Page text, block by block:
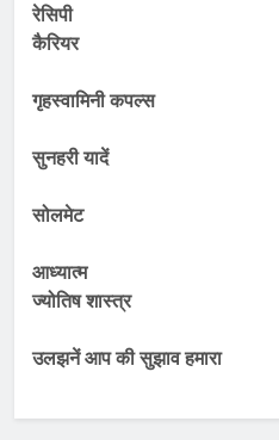
रेसिपी
कैरियर
गृहस्वामिनी कपल्स
सुनहरी यादें
सोलमेट
आध्यात्म
ज्योतिष शास्त्र
उलझनें आप की सुझाव हमारा